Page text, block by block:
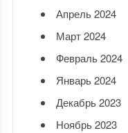
Апрель 2024
Март 2024
Февраль 2024
Январь 2024
Декабрь 2023
Ноябрь 2023